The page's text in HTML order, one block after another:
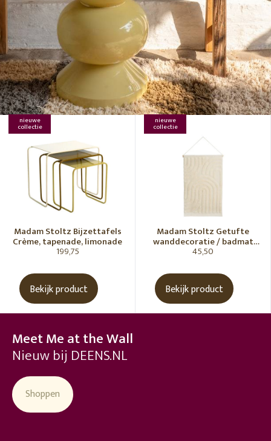
nieuwe
collectie
Madam Stoltz Bijzettafels
Crème, tapenade, limonade
199,75
Bekijk product
nieuwe
collectie
Madam Stoltz Getufte
wanddecoratie / badmat
Vanille
45,50
Bekijk product
Meet Me at the Wall
Nieuw bij DEENS.NL
Shoppen